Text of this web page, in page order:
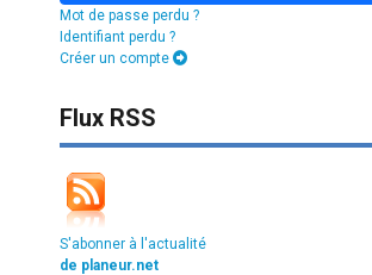
Mot de passe perdu ?
Identifiant perdu ?
Créer un compte
Flux RSS
S'abonner à l'actualité
de planeur.net